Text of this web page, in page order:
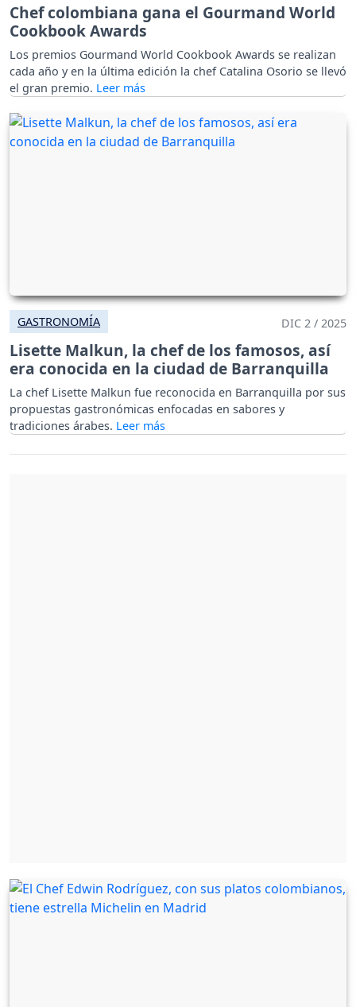
Chef colombiana gana el Gourmand World
Cookbook Awards
Los premios Gourmand World Cookbook Awards se realizan
cada año y en la última edición la chef Catalina Osorio se llevó
el gran premio.
GASTRONOMÍA DIC 2 / 2025
Lisette Malkun, la chef de los famosos, así
era conocida en la ciudad de Barranquilla
La chef Lisette Malkun fue reconocida en Barranquilla por sus
propuestas gastronómicas enfocadas en sabores y
tradiciones árabes.